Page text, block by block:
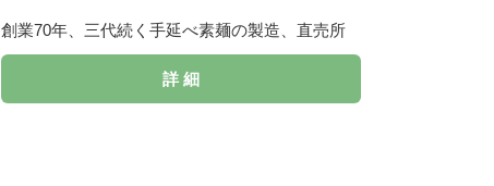
創業70年、三代続く手延べ素麺の製造、直売所
詳 細